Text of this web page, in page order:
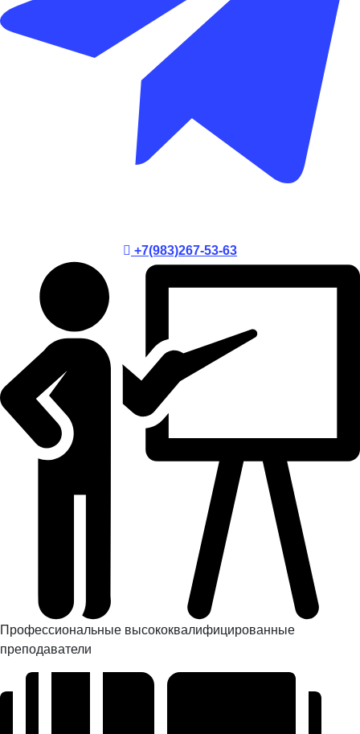
+7(983)267-53-63
Профессиональные высококвалифицированные
преподаватели